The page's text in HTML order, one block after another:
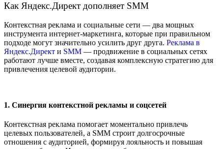
Как Яндекс.Директ дополняет SMM
Контекстная реклама и социальные сети — два мощных
инструмента интернет-маркетинга, которые при правильном
подходе могут значительно усилить друг друга. Реклама в
Яндекс.Директ и SMM — продвижение в социальных сетях
работают лучше вместе, создавая комплексную стратегию для
привлечения целевой аудитории.
1. Синергия контекстной рекламы и соцсетей
Контекстная реклама помогает моментально привлечь
целевых пользователей, а SMM строит долгосрочные
отношения с аудиторией, формируя лояльность и повышая